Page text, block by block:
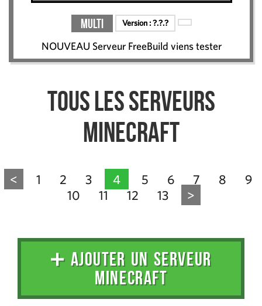
Multi Version :?.?.?
NOUVEAU Serveur FreeBuild viens tester
Tous les serveurs
Minecraft
< 1 2 3 4 5 6 7 8
9
10
11 12 13 >
➕ AJOUTER UN SERVEUR
MINECRAFT